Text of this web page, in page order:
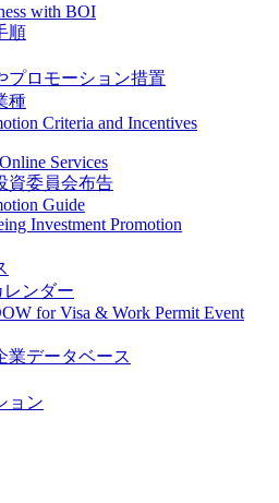
with BOI
順
プロモーション措置
種
Criteria and Incentives
Services
資委員会布告
Guide
Investment Promotion
ンダー
for Visa & Work Permit Event
業データベース
ョン